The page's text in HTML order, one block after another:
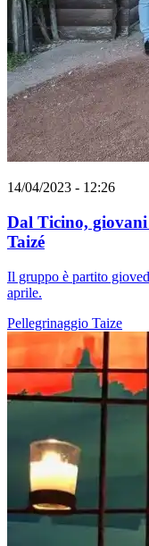
14/04/2023 - 12:26
Dal Ticino,
Taizé
Il gruppo è partito
aprile.
Pellegrinaggio Taize